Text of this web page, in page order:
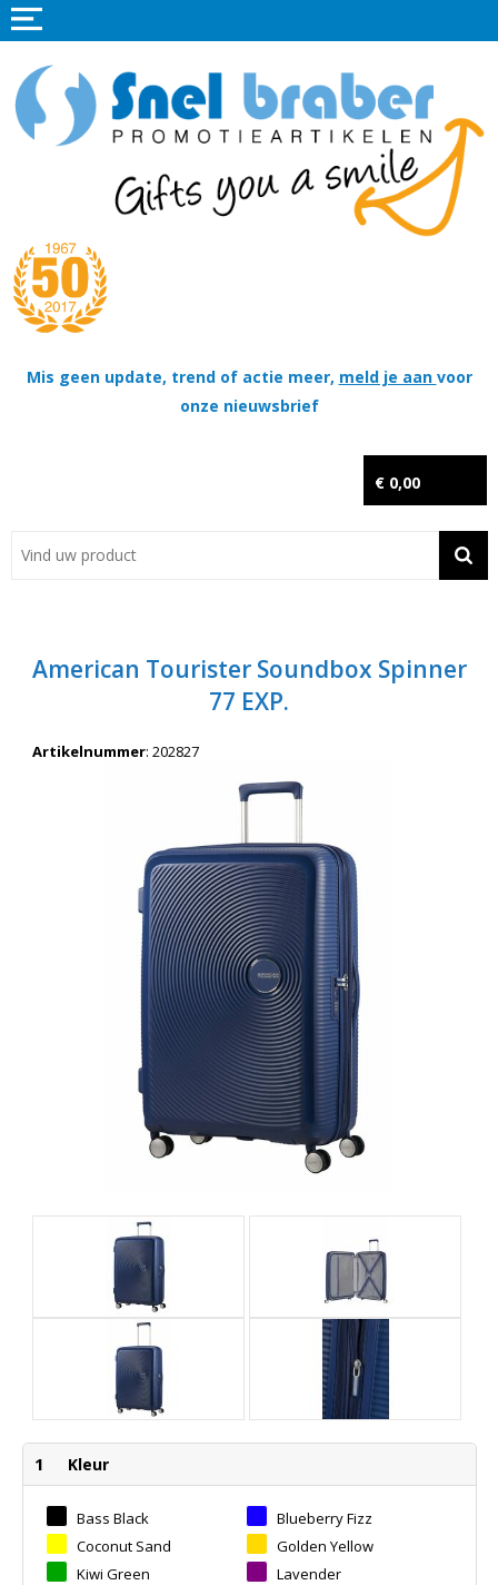
Mis geen update, trend of actie meer, meld je aan voor
onze nieuwsbrief
€ 0,00
Home
Promotieartikelen
Tassen
Thema's
Contact
Wil je snel een advies? Bel nu 053-7920045 of 06-55731304
American Tourister Soundbox Spinner
77 EXP.
Artikelnummer: 202827
1 Kleur
Bass Black
Blueberry Fizz
Coconut Sand
Golden Yellow
Kiwi Green
Lavender